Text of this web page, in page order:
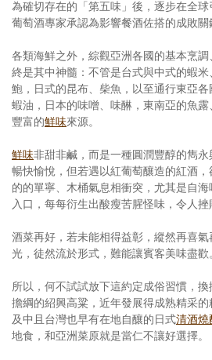
為確切存在的「第五味」後，逐步在全
葡萄酒專家承認為影響餐酒佐搭的成敗關
各類海鮮之外，綜觀亞洲各國的基本烹
終是其中神髓：不管是台式與中式的蝦
鮑，日式的昆布、柴魚，以至通行東亞各
蝦油，日本的味噌、味醂，東南亞的魚
豐富的鮮味來源。
鮮味非甜非鹹，而是一種圓潤豐醇的雋
暢快愉悅，但若遇以紅葡萄釀造的紅酒
的的單寧、木桶氣息相衝突，尤其是自海
入口，每每衍生出酸瘦苦腥怪味，令人挫
酒菜再好，若未能相得益彰，縱然再喜
光，徒然流於形式，難能讓賓客美味盡歡。
所以，何不試試放下這約定成俗習慣，
擔綱的紹興高粱，近年發展得成熟精采
及中且台灣也早有在地自釀的日式清酒燒
地食，和亞洲菜原就是當仁不讓好選擇。